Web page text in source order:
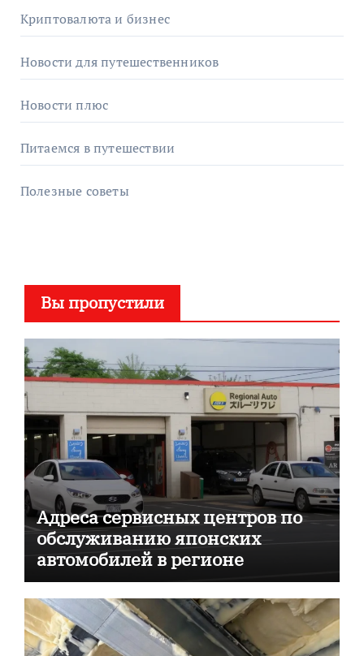
Криптовалюта и бизнес
Новости для путешественников
Новости плюс
Питаемся в путешествии
Полезные советы
Вы пропустили
Адреса сервисных центров по
обслуживанию японских
автомобилей в регионе